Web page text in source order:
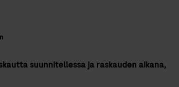
suunnitellessa ja raskauden aikana,